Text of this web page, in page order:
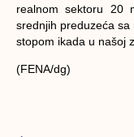
realnom sektoru 20
srednjih preduzeća
stopom ikada u našoj
(FENA/dg)